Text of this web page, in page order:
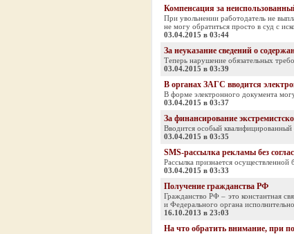
Компенсация за
При увольнении работодатель не
не могу обратиться просто в суд с
03.04.2015 в 03:44
За неуказание сведений о
Теперь нарушение обязательных
03.04.2015 в 03:39
В органах ЗАГС вводится
В форме электронного документа
03.04.2015 в 03:37
За финансирование
Вводится особый квалифицированный
03.04.2015 в 03:35
SMS-рассылка рекламы без
Рассылка признается осуществленной
03.04.2015 в 03:33
Получение гражданства РФ
Гражданство РФ – это константная
и Федерального органа
16.10.2013 в 23:03
На что обратить внимание, при